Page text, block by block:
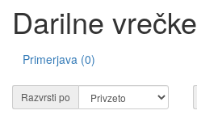
Darilne vrečke
Primerjava (0)
Razvrsti po